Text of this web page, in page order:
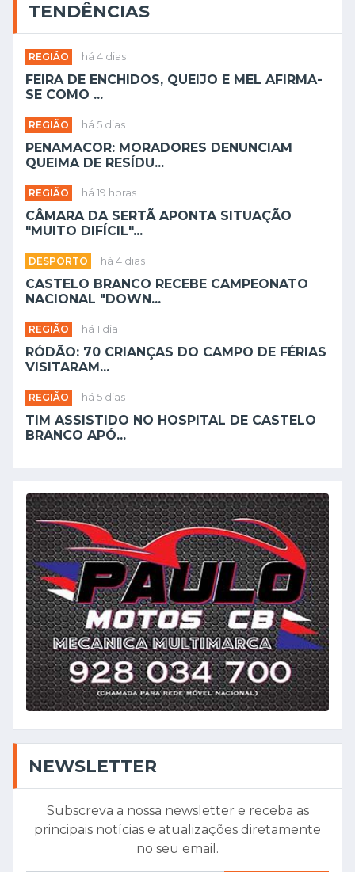
TENDÊNCIAS
REGIÃO há 4 dias
FEIRA DE ENCHIDOS, QUEIJO E MEL AFIRMA-
SE COMO ...
REGIÃO há 5 dias
PENAMACOR: MORADORES DENUNCIAM
QUEIMA DE RESÍDU...
REGIÃO há 19 horas
CÂMARA DA SERTÃ APONTA SITUAÇÃO
"MUITO DIFÍCIL"...
DESPORTO há 4 dias
CASTELO BRANCO RECEBE CAMPEONATO
NACIONAL "DOWN...
REGIÃO há 1 dia
RÓDÃO: 70 CRIANÇAS DO CAMPO DE FÉRIAS
VISITARAM...
REGIÃO há 5 dias
TIM ASSISTIDO NO HOSPITAL DE CASTELO
BRANCO APÓ...
NEWSLETTER
Subscreva a nossa newsletter e receba as
principais notícias e atualizações diretamente
no seu email.